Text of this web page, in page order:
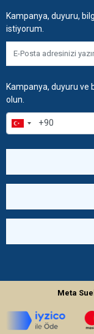
Kampanya, duyuru,
istiyorum.
Kampanya, duyuru ve
olun.
Meta